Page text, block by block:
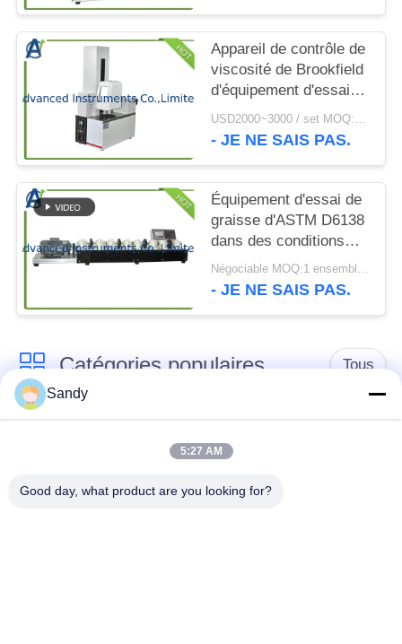
PRIVACY
POLICY
Appareil de contrôle de
viscosité de Brookfield
d'équipement d'essai
d'huile de graissage de
basse température
USD2000~3000 / set MOQ:1 jeu
- JE NE SAIS PAS.
Équipement d'essai de
graisse d'ASTM D6138
dans des conditions
humides dynamiques
(essai d'Emcor)
Négociable MOQ:1 ensemble ASTM D6138 graissent l'équipement d'essai
- JE NE SAIS PAS.
Catégories populaires Tous
Équipement de test
Équipement de test
d'huile
Équipement d'essai
Machine d'essai de
Sandy
5:27 AM
Good day, what product are you looking for?